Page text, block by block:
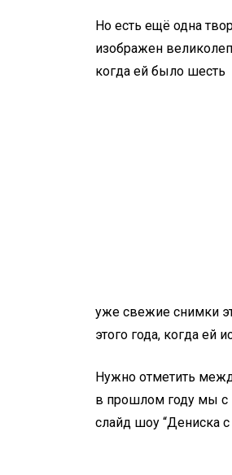
Но есть ещё одна
изображен
когда ей было шесть
уже свежие снимки
этого года, когда ей
Нужно отметить
в прошлом году мы с
слайд шоу “Дениска с